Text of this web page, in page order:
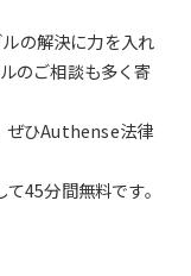
の解決に力を入れ
のご相談も多く寄
ぜひAuthense法律
45分間無料です。